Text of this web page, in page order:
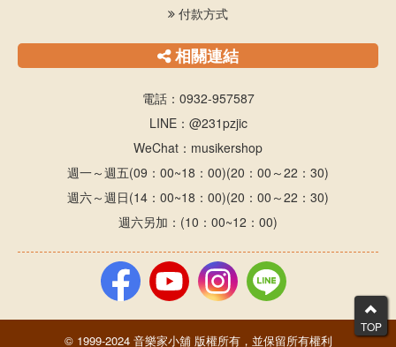
付款方式
相關連結
電話：0932-957587
LINE：@231pzjic
WeChat：musikershop
週一～週五(09：00~18：00)(20：00～22：30)
週六～週日(14：00~18：00)(20：00～22：30)
週六另加：(10：00~12：00)
© 1999-2024 音樂家小舖 版權所有，並保留所有權利
TOP